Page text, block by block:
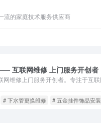
流的家庭技术服务供应商
互联网维修 上门服务开创者
# 下水管更换维修 # 五金挂件饰品安装